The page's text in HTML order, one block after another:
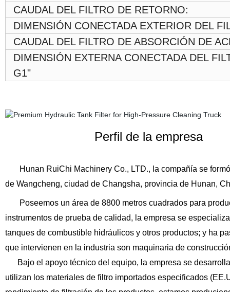
CAUDAL DEL FILTRO DE
DIMENSIÓN CONECTADA EXTERIOR
CAUDAL DEL FILTRO DE
DIMENSIÓN EXTERNA CONECTADA DEL
G1"
Perfil de la empresa
Hunan RuiChi Machinery Co., LTD., la compañía se formó
de Wangcheng, ciudad de Changsha, provincia de Hunan,
Poseemos un área de 8800 metros cuadradospara
instrumentos de prueba de calidad, la empresa se
tanques de combustible hidráulicos y otros productos; y ha
que intervienen en la industria son maquinaria de
Bajo el apoyo técnico del equipo, la empresa se
utilizan los materiales de filtro importados especificados